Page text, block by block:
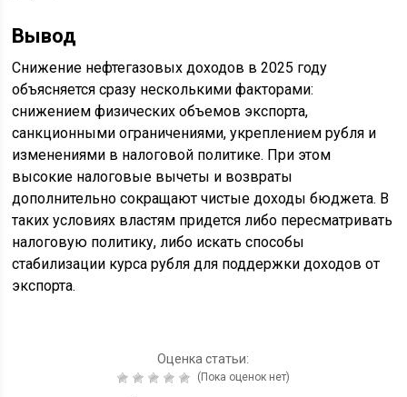
Вывод
Снижение нефтегазовых доходов в 2025 году
объясняется сразу несколькими факторами:
снижением физических объемов экспорта,
санкционными ограничениями, укреплением рубля и
изменениями в налоговой политике. При этом
высокие налоговые вычеты и возвраты
дополнительно сокращают чистые доходы бюджета. В
таких условиях властям придется либо пересматривать
налоговую политику, либо искать способы
стабилизации курса рубля для поддержки доходов от
экспорта.
Оценка статьи:
(Пока оценок нет)